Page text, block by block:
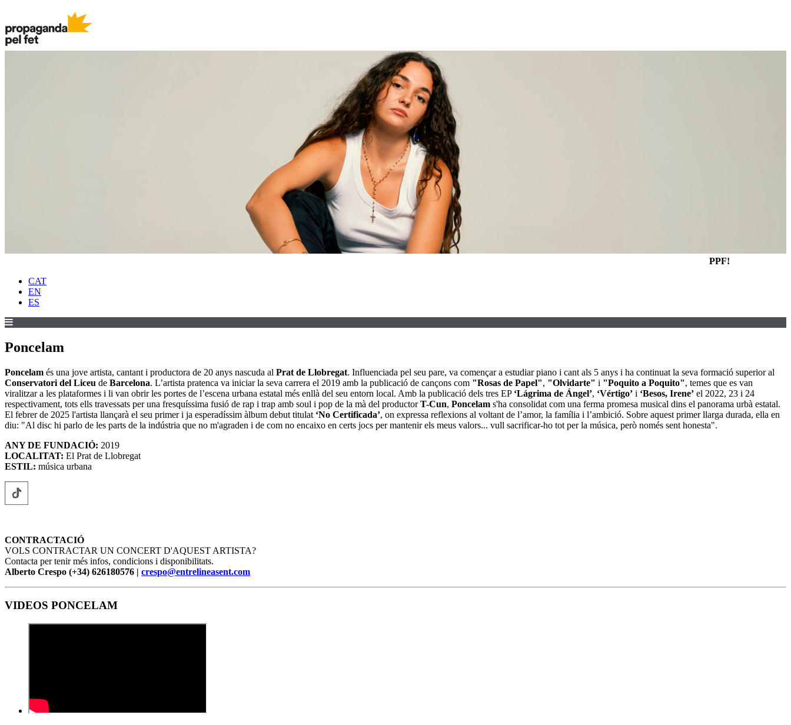
PPF!
CAT
EN
ES
Poncelam
Poncelam és una jove artista, cantant i productora de 20 anys nascuda al Prat de Llobregat. Influenciada pel seu pare, va començar a estudiar piano i cant als 5 anys i ha continuat la seva formació superior al
Conservatori del Liceu de Barcelona. L’artista pratenca va iniciar la seva carrera el 2019 amb la publicació de cançons com "Rosas de Papel", "Olvidarte" i "Poquito a Poquito", temes que es van
viralitzar a les plataformes i li van obrir les portes de l’escena urbana estatal més enllà del seu entorn local. Amb la publicació dels tres EP ‘Lágrima de Ángel’, ‘Vértigo’ i ‘Besos, Irene’ el 2022, 23 i 24
respectivament, tots ells travessats per una fresquíssima fusió de rap i trap amb soul i pop de la mà del productorT-Cun, Poncelam s'ha consolidat com una ferma promesa musical dins el panorama urbà estatal.
El febrer de 2025 l'artista llançarà el seu primer i ja esperadíssim àlbum debut titulat ‘No Certificada’, on expressa reflexions al voltant de l’amor, la família i l’ambició. Sobre aquest primer llarga durada, ella en
diu: "Al disc hi parlo de les parts de la indústria que no m'agraden i de com no encaixo en certs jocs per mantenir els meus valors... vull sacrificar-ho tot per la música, però només sent honesta".
ANY DE FUNDACIÓ: 2019
LOCALITAT: El Prat de Llobregat
ESTIL: música urbana
CONTRACTACIÓ
VOLS CONTRACTAR UN CONCERT D'AQUEST ARTISTA?
Contacta per tenir més infos, condicions i disponibilitats.
Alberto Crespo (+34) 626180576 | crespo@entrelineasent.com
VIDEOS PONCELAM